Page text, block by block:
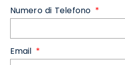
Numero di Telefono
Email